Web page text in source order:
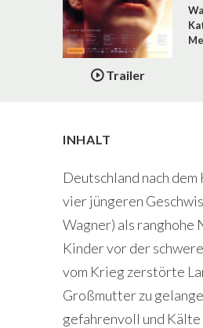
Trailer
INHALT
Deutschland nach
vier jüngeren
Wagner) als ranghohe
Kinder vor der
vom Krieg zerstörte
Großmutter zu
gefahrenvoll und Kälte